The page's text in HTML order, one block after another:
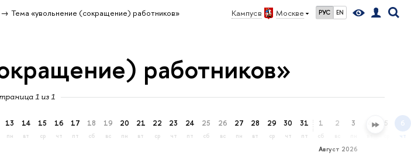
Кампус в Москве РУС EN
Тема «увольнение (сокращение) работников»
работников»
1 из 1
13
пн
14
вт
15
ср
16
чт
17
пт
18
сб
19
вс
20
пн
21
вт
22
ср
23
чт
24
пт
25
сб
26
вс
27
пн
28
вт
29
ср
30
чт
31
пт
Август 2026
1
сб
2 3 4 5 6
чт